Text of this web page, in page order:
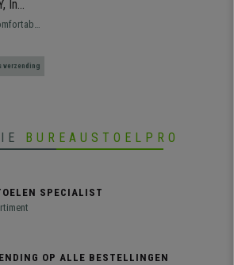
In
verzending
BUREAUSTOELPRO
SPECIALIST
OP ALLE BESTELLINGEN